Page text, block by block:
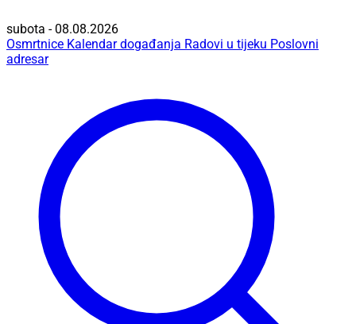
subota - 08.08.2026
Osmrtnice Kalendar događanja Radovi u tijeku Poslovni
adresar